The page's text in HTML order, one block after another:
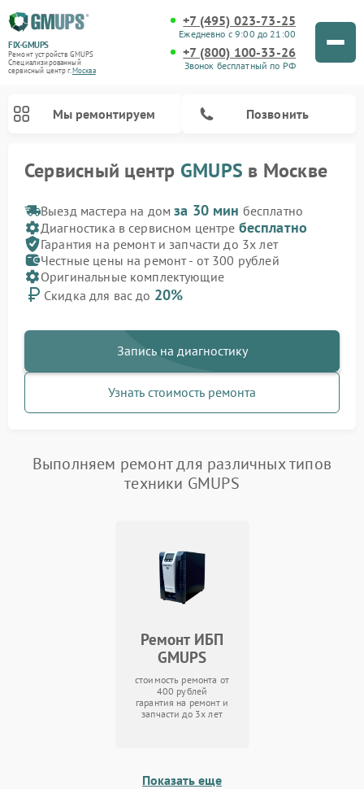
FIX-GMUPS
Ремонт устройств GMUPS
Специализированный
cервисный центр г.Москва
+7 (495) 023-73-25
Ежедневно с 9:00 до 21:00
+7 (800) 100-33-26
Звонок бесплатный по РФ
Мы ремонтируем Позвонить
Сервисный центр GMUPS в Москве
Выезд мастера на домза 30 мин бесплатно
Диагностика в сервисном центре бесплатно
Гарантия на ремонт и запчасти до 3х лет
Честные цены на ремонт - от 300 рублей
Оригинальные комплектующие
Скидка для вас до 20%
Запись на диагностику
Узнать стоимость ремонта
Выполняем ремонт для различных типов
техники GMUPS
Ремонт ИБП
GMUPS
стоимость ремонта от
400 рублей
гарантия на ремонт и
запчасти до 3х лет
Показать еще